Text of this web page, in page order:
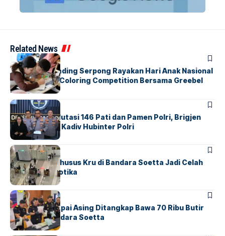
Related News
BERITAINDEX
Atria Hotel Gading Serpong Rayakan Hari Anak Nasional
Lewat Family Coloring Competition Bersama Greebel
Indonesia
BERITA
Mabes Polri Mutasi 146 Pati dan Pamen Polri, Brigjen
Untung Jabat Kadiv Hubinter Polri
BANDARABERITA
Ketika Jalur Khusus Kru di Bandara Soetta Jadi Celah
Sindikat Narkotika
BANDARA BERITA
Kopilot Maskapai Asing Ditangkap Bawa 70 Ribu Butir
Ekstasi di Bandara Soetta